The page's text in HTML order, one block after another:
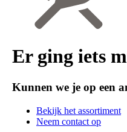
Er ging iets
Kunnen we je op een
Bekijk het assortiment
Neem contact op